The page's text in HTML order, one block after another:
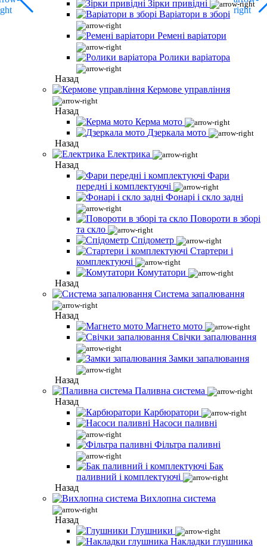
Зірки привідні
Варіатори в зборі
Ремені варіатори
Ролики варіатора
Назад
Кермове управління
Назад
Керма мото
Дзеркала мото
Назад
Електрика
Назад
Фари
передні і комплектуючі
Фонарі і скло задні
Повороти в зборі
та скло
Спідометр
Стартери і
комплектуючі
Комутатори
Назад
Система запалювання
Назад
Магнето мото
Свічки запалювання
Замки запалювання
Назад
Паливна система
Назад
Карбюратори
Насоси паливні
Фільтра паливні
Бак
паливний і комплектуючі
Назад
Вихлопна система
Назад
Глушники
Накладки глушника